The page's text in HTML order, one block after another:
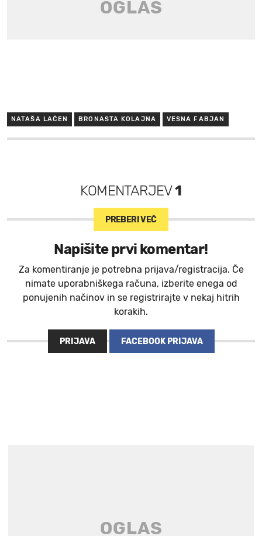
NATAŠA LAČEN BRONASTA KOLAJNA VESNA FABJAN
KOMENTARJEV1
PREBERI VEČ
Napišite prvi komentar!
Za komentiranje je potrebna prijava/registracija. Če
nimate uporabniškega računa, izberite enega od
ponujenih načinov in se registrirajte v nekaj hitrih
korakih.
PRIJAVA FACEBOOK PRIJAVA